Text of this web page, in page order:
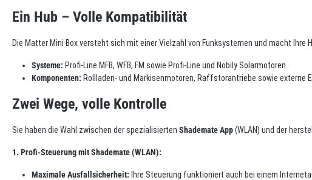
Ein Hub – Volle Kompatibilität
Die Matter Mini Box versteht sich mit einer Vielzahl von Funksystemen und macht Ihre
Systeme: Profi-Line MFB, WFB, FM sowie Profi-Line und Nobily Solarmotoren.
Komponenten: Rollladen- und Markisenmotoren, Raffstorantriebe sowie externe
Zwei Wege, volle Kontrolle
Sie haben die Wahl zwischen der spezialisierten Shademate App(WLAN) und der
1. Profi-Steuerung mit Shademate (WLAN):
Maximale Ausfallsicherheit: Ihre Steuerung funktioniert auch bei einem